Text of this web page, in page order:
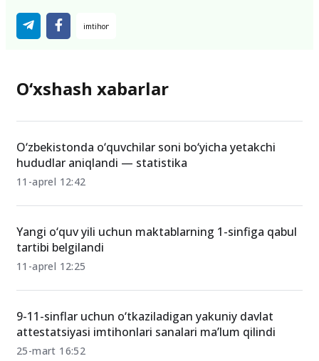
O‘xshash xabarlar
O‘zbekistonda o‘quvchilar soni bo‘yicha yetakchi
hududlar aniqlandi — statistika
11-aprel 12:42
Yangi o‘quv yili uchun maktablarning 1-sinfiga qabul
tartibi belgilandi
11-aprel 12:25
9-11-sinflar uchun o‘tkaziladigan yakuniy davlat
attestatsiyasi imtihonlari sanalari ma’lum qilindi
25-mart 16:52